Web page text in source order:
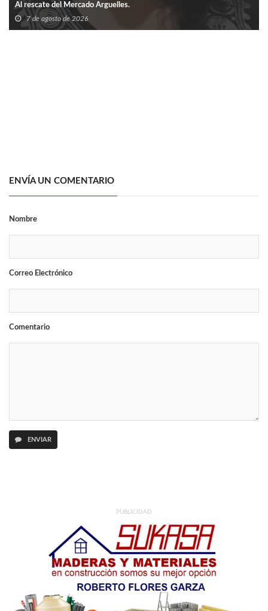
Al rescate del Mercado Arguelles.
7 de agosto de 2026
ENVÍA UN COMENTARIO
Nombre
Correo Electrónico
Comentario
ENVIAR
PUBLICIDAD